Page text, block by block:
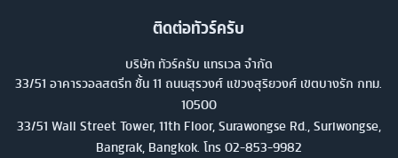
ติดต่อทัวร์ครับ
บริษัท ทัวร์ครับ แทรเวล จำกัด
33/51 อาคารวอลสตรีท ชั้น 11 ถนนสุรวงศ์ แขวงสุริยวงศ์ เขตบางรัก กทม.
10500
33/51 Wall Street Tower, 11th Floor, Surawongse Rd., Suriwongse,
Bangrak, Bangkok. โทร 02-853-9982